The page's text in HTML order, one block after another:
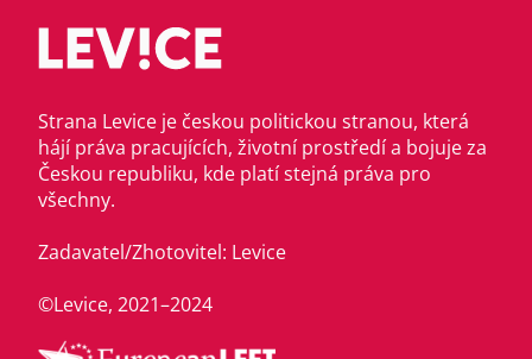
Strana Levice je českou politickou stranou, která
hájí práva pracujících, životní prostředí a bojuje za
Českou republiku, kde platí stejná práva pro
všechny.
Zadavatel/Zhotovitel: Levice
©Levice, 2021–2024